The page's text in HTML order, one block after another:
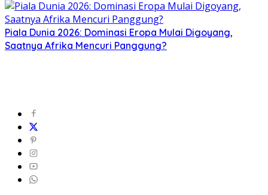
Piala Dunia 2026: Dominasi Eropa Mulai Digoyang,
Saatnya Afrika Mencuri Panggung?